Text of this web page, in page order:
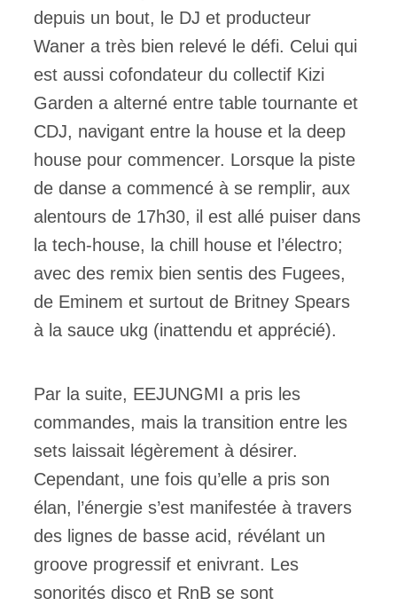
depuis un bout, le DJ et producteur
Waner a très bien relevé le défi. Celui qui
est aussi cofondateur du collectif Kizi
Garden a alterné entre table tournante et
CDJ, navigant entre la house et la deep
house pour commencer. Lorsque la piste
de danse a commencé à se remplir, aux
alentours de 17h30, il est allé puiser dans
la tech-house, la chill house et l’électro;
avec des remix bien sentis des Fugees,
de Eminem et surtout de Britney Spears
à la sauce ukg (inattendu et apprécié).
Par la suite, EEJUNGMI a pris les
commandes, mais la transition entre les
sets laissait légèrement à désirer.
Cependant, une fois qu’elle a pris son
élan, l’énergie s’est manifestée à travers
des lignes de basse acid, révélant un
groove progressif et enivrant. Les
sonorités disco et RnB se sont